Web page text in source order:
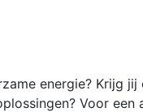
energie? Krijg jij
Voor een